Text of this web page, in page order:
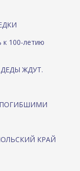
к 100-летию
ЖДУТ.
ПОГИБШИМИ
КРАЙ